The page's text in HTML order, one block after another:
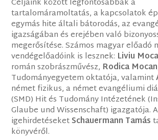
Céljaink között legfontosabbak a
tartalomáramoltatás, a kapcsolatok
egymás hite általi bátorodás, az
igazságában és erejében való
megerősítése. Számos magyar
vendégelőadóink is lesznek: Liviu
román szobrászművész, Rodica Mocan
Tudományegyetem oktatója, valamint
német fizikus, a német evangéliumi
(SMD) Hit és Tudomány Intézetének
Glaube und Wissenschaft) igazgatója.
igehirdetéseketSchauermann Tamás
könyvéről.